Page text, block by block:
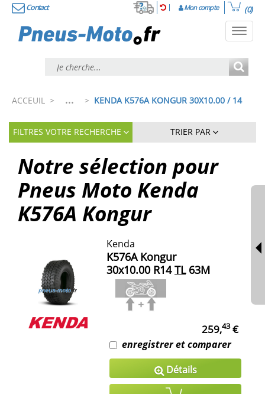
Contact Mon compte (0)
ACCEUIL > ... > KENDA K576A KONGUR 30X10.00 / 14
FILTRES VOTRE RECHERCHE TRIER PAR
Notre sélection pour
Pneus Moto Kenda
K576A Kongur
Kenda
K576A Kongur
30x10.00 R14 TL63M
259,43€
enregistrer et comparer
Détails